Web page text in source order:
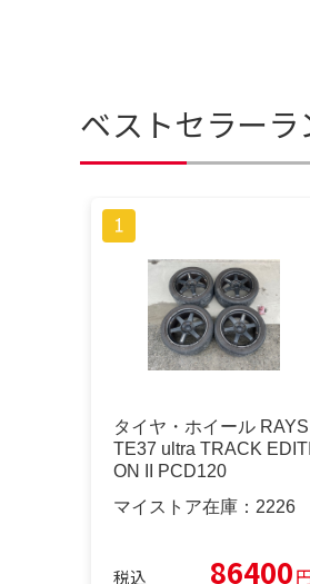
ベストセラー
タイヤ・ホイール RAYS
TE37 ultra TRACK EDITI
ON II PCD120
マイストア在庫： 2226
税込 86400